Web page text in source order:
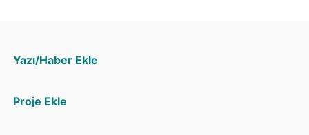
Yazı/Haber Ekle
Proje Ekle